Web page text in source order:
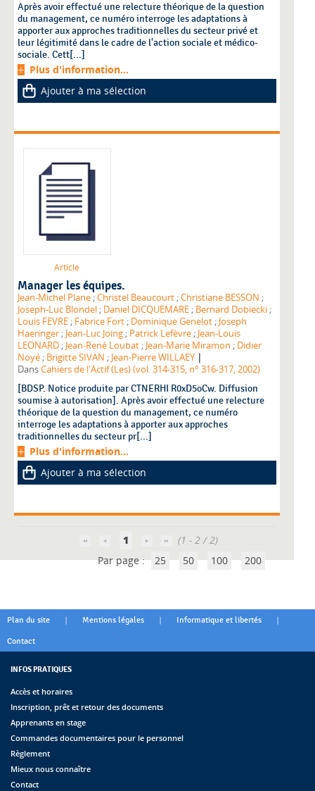
Après avoir effectué une relecture théorique de la question
du management, ce numéro interroge les adaptations à
apporter aux approches traditionnelles du secteur privé et
leur légitimité dans le cadre de l'action sociale et médico-
sociale. Cett[...]
Plus d'information...
Ajouter à ma sélection
Article
Manager les équipes.
Jean-Michel Plane ;Christel Beaucourt ;Christiane BESSON ;
Joseph-Luc Blondel ; Daniel DICQUEMARE ; Bernard Dobiecki ;
Louis FEVRE ; Fabrice Fort ; Dominique Genelot ; Joseph
Haeringer ; Jean-Luc Joing ; Patrick Lefèvre ; Jean-Louis
LEONARD ; Jean-René Loubat ; Jean-Marie Miramon ; Didier
Noyé ; Brigitte SIVAN ; Jean-Pierre WILLAEY |
DansCahiers de l'Actif (Les) (vol. 314-315, n° 316-317, 2002)
[BDSP. Notice produite par CTNERHI R0xD5oCw. Diffusion
soumise à autorisation]. Après avoir effectué une relecture
théorique de la question du management, ce numéro
interroge les adaptations à apporter aux approches
traditionnelles du secteur pr[...]
Plus d'information...
Ajouter à ma sélection
1
(1 - 2 / 2)
Par page : 25 50 100 200
Plan du site | Mentions légales | Informatique et libertés |
Contact
INFOS PRATIQUES
Accès et horaires
Inscription, prêt et retour des documents
Apprenants en stage
Commandes documentaires pour le personnel
Règlement
Mieux nous connaître
Contact